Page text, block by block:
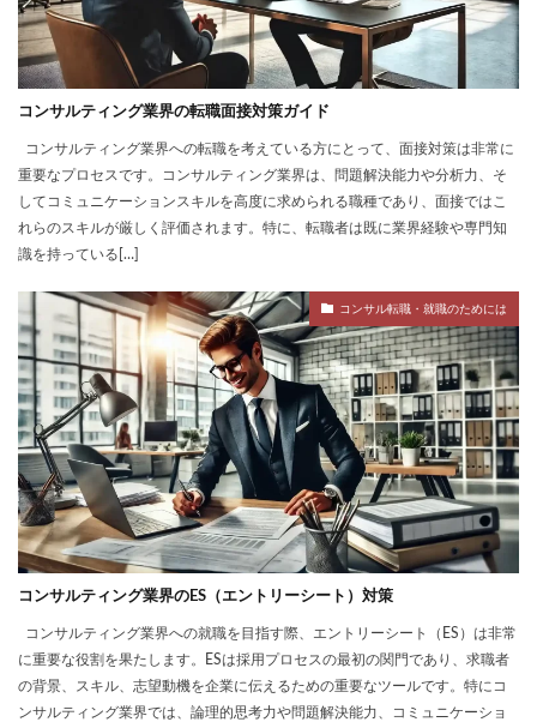
コンサルティング業界の転職面接対策ガイド
コンサルティング業界への転職を考えている方にとって、面接対策は非常に
重要なプロセスです。コンサルティング業界は、問題解決能力や分析力、そ
してコミュニケーションスキルを高度に求められる職種であり、面接ではこ
れらのスキルが厳しく評価されます。特に、転職者は既に業界経験や専門知
識を持っている[…]
コンサル転職・就職のためには
コンサルティング業界のES（エントリーシート）対策
コンサルティング業界への就職を目指す際、エントリーシート（ES）は非常
に重要な役割を果たします。ESは採用プロセスの最初の関門であり、求職者
の背景、スキル、志望動機を企業に伝えるための重要なツールです。特にコ
ンサルティング業界では、論理的思考力や問題解決能力、コミュニケーショ